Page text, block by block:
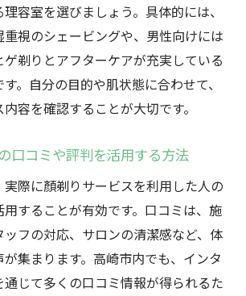
容室を選びましょう。具体的には、
視のシェービングや、男性向けには
ゲ剃りとアフターケアが充実している
。自分の目的や肌状態に合わせて、
容を確認することが大切です。
口コミや評判を活用する方法
際に顏剃りサービスを利用した人の
することが有効です。口コミは、施
フの対応、サロンの清潔感など、体
集まります。高崎市内でも、インタ
じて多くの口コミ情報が得られるた